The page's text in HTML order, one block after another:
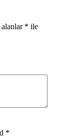
* ile
*